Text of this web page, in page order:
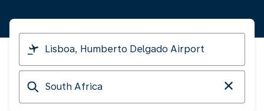
I
am
travelling
Arriving
at